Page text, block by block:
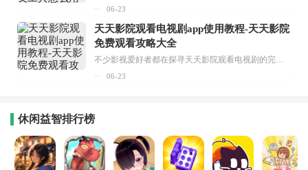
06-23
天天影院观看电视剧app使用教程-天天影院
免费观看攻略大全
不少影视爱好者都在探寻天天影院观看电视剧的完整方法，结合最新平台使用规则，本篇新手入门攻略全面讲解观看渠道、检索流程、播放设置以及画面模式调整等实用内容。全文适配手机、电脑等主流设备，步骤简洁易懂，无论是初次使用的新手，还是想要优化观影体验的用户，都能参照内容快速上手，熟练掌握平台各项操作技巧，轻松畅享影视内容。...
06-23
休闲益智排行榜